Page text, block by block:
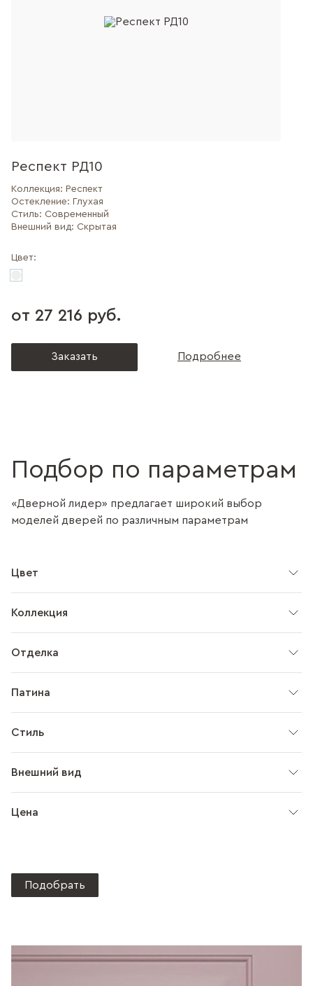
Респект РД10
Коллекция: Респект
Остекление: Глухая
Стиль: Современный
Внешний вид: Скрытая
Цвет:
от 27 216 руб.
Заказать Подробнее
Подбор по параметрам
«Дверной лидер» предлагает широкий выбор
моделей дверей по различным параметрам
Цвет
Коллекция
Отделка
Патина
Стиль
Внешний вид
Цена
Подобрать